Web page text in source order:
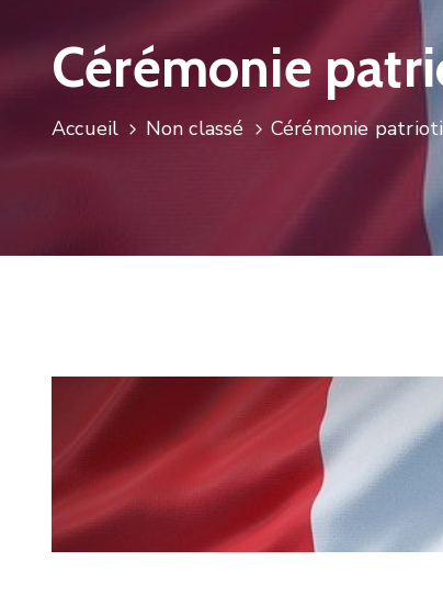
Cérémonie
Accueil Non classé Cérémonie